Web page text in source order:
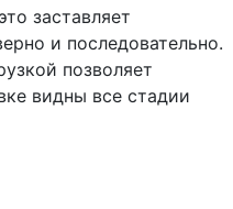
заставляет
и последовательно.
позволяет
видны все стадии